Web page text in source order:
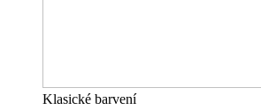
Klasické barvení